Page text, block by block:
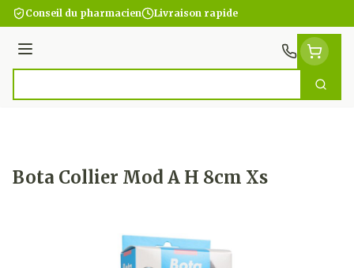
Aller au contenu
Conseil du pharmacien Livraison rapide
Menu
Bota Collier Mod A H 8cm Xs